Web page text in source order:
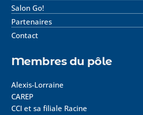
Salon Go!
Partenaires
Contact
Membres du pôle
Alexis-Lorraine
CAREP
CCI et sa filiale Racine